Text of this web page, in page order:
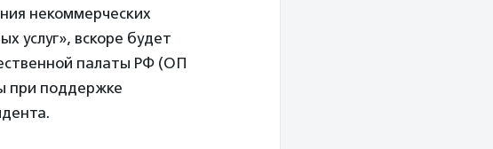
некоммерческих
услуг», вскоре будет
палаты РФ (ОП
при поддержке